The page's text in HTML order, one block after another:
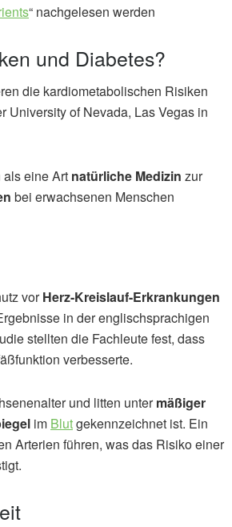
“ nachgelesen werden
und Diabetes?
die kardiometabolischen Risiken
University of Nevada, Las Vegas in
eine Art natürliche Medizin zur
bei erwachsenen Menschen
vorHerz-Kreislauf-Erkrankungen
in der englischsprachigen
stellten die Fachleute fest, dass
verbesserte.
und litten untermäßiger
im Blutgekennzeichnet ist. Ein
Arterien führen, was das Risiko einer